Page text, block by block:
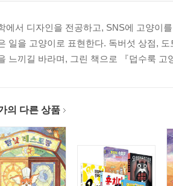
에서 디자인을 전공하고, SNS에 고양이
일을 고양이로 표현한다. 독버섯 상점,
느끼길 바라며, 그린 책으로 『덥수룩 고
의 다른 상품